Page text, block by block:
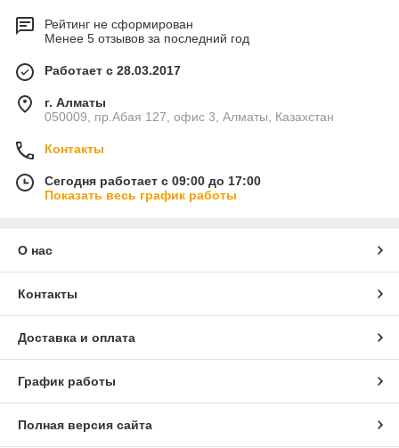
Рейтинг не сформирован
Менее 5 отзывов за последний год
Работает с 28.03.2017
г. Алматы
050009, пр.Абая 127, офис 3, Алматы, Казахстан
Контакты
Сегодня работает с 09:00 до 17:00
Показать весь график работы
О нас
Контакты
Доставка и оплата
График работы
Полная версия сайта